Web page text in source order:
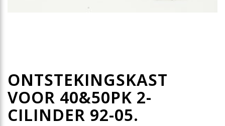
ONTSTEKINGSKAST
VOOR 40&50PK 2-
CILINDER 92-05.